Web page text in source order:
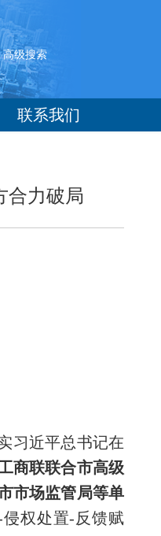
高级搜索
联系我们
合力破局
习近平总书记在
商联联合市高级
市场监管局等单
权处置-反馈赋